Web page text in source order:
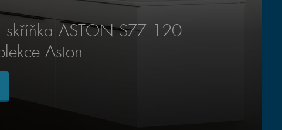
skříňka ASTON SZZ 120
Aston